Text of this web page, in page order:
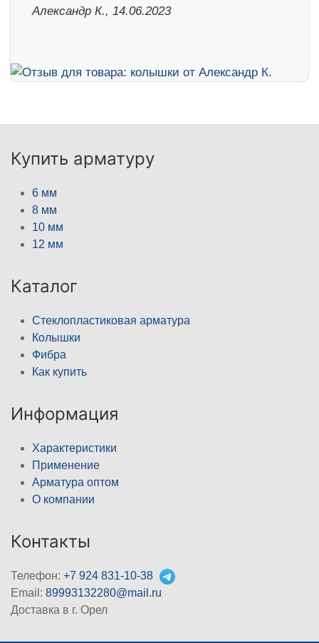
Александр К., 14.06.2023
Купить арматуру
6 мм
8 мм
10 мм
12 мм
Каталог
Стеклопластиковая арматура
Колышки
Фибра
Как купить
Информация
Характеристики
Применение
Арматура оптом
О компании
Контакты
Телефон: +7 924 831-10-38
Email: 89993132280@mail.ru
Доставка в г. Орел